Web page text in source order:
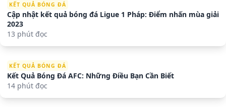
KẾT QUẢ BÓNG ĐÁ
Cập nhật kết quả bóng đá Ligue 1 Pháp: Điểm nhấn mùa giải
2023
13 phút đọc
KẾT QUẢ BÓNG ĐÁ
Kết Quả Bóng Đá AFC: Những Điều Bạn Cần Biết
14 phút đọc